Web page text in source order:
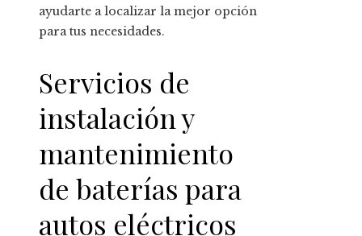
ayudarte a localizar la mejor opción
para tus necesidades.
Servicios de
instalación y
mantenimiento
de baterías para
autos eléctricos